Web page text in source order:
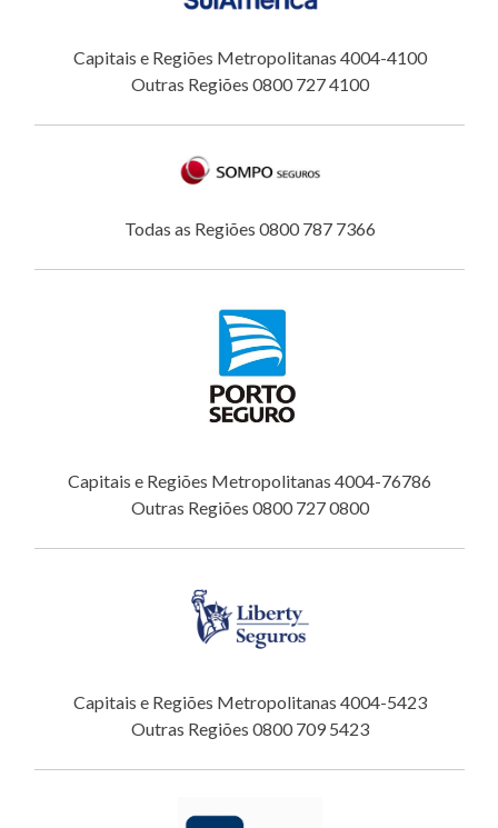
Capitais e Regiões Metropolitanas 4004-4100
Outras Regiões 0800 727 4100
Todas as Regiões 0800 787 7366
Capitais e Regiões Metropolitanas 4004-76786
Outras Regiões 0800 727 0800
Capitais e Regiões Metropolitanas 4004-5423
Outras Regiões 0800 709 5423